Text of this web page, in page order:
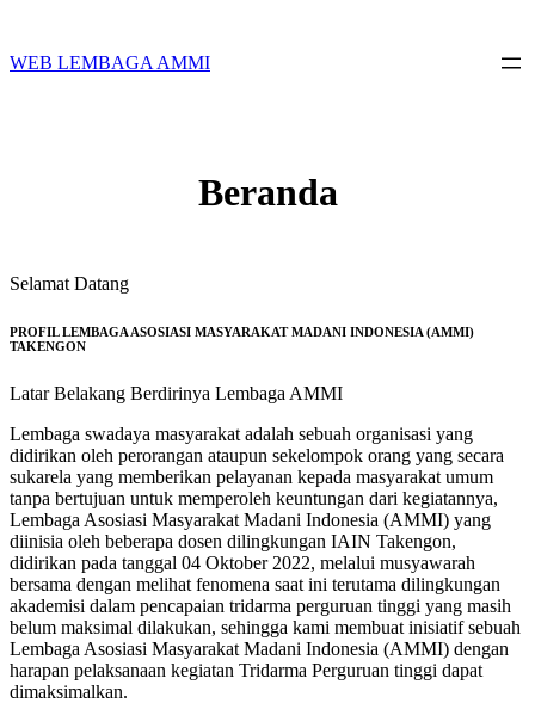
content
WEB LEMBAGA AMMI
Beranda
Selamat Datang
PROFIL LEMBAGA ASOSIASI MASYARAKAT MADANI INDONESIA (AMMI)
TAKENGON
Latar Belakang Berdirinya Lembaga AMMI
Lembaga swadaya masyarakat adalah sebuah organisasi yang
didirikan oleh perorangan ataupun sekelompok orang yang secara
sukarela yang memberikan pelayanan kepada masyarakat umum
tanpa bertujuan untuk memperoleh keuntungan dari kegiatannya,
Lembaga Asosiasi Masyarakat Madani Indonesia (AMMI) yang
diinisia oleh beberapa dosen dilingkungan IAIN Takengon,
didirikan pada tanggal 04 Oktober 2022, melalui musyawarah
bersama dengan melihat fenomena saat ini terutama dilingkungan
akademisi dalam pencapaian tridarma perguruan tinggi yang masih
belum maksimal dilakukan, sehingga kami membuat inisiatif sebuah
Lembaga Asosiasi Masyarakat Madani Indonesia (AMMI) dengan
harapan pelaksanaan kegiatan Tridarma Perguruan tinggi dapat
dimaksimalkan.